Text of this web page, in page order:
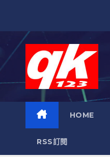
HOME
RSS訂閱